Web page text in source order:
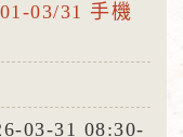
03/31 手機
03-31 08:30-